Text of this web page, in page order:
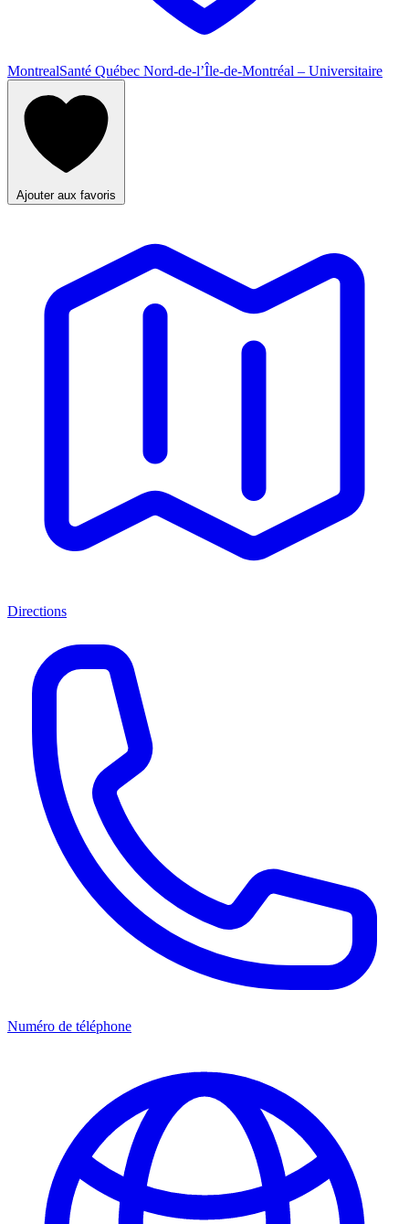
MontrealSanté Québec Nord-de-l’Île-de-Montréal – Universitaire
Ajouter aux favoris
Directions
Numéro de téléphone